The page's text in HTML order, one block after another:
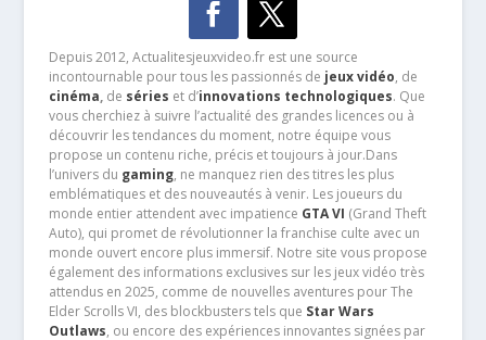
Depuis 2012, Actualitesjeuxvideo.fr est une source
incontournable pour tous les passionnés de jeux vidéo, de
cinéma,de séries et d’innovations technologiques. Que
vous cherchiez à suivre l’actualité des grandes licences ou à
découvrir les tendances du moment, notre équipe vous
propose un contenu riche, précis et toujours à jour.Dans
l’univers du gaming, ne manquez rien des titres les plus
emblématiques et des nouveautés à venir. Les joueurs du
monde entier attendent avec impatience GTA VI (Grand Theft
Auto), qui promet de révolutionner la franchise culte avec un
monde ouvert encore plus immersif. Notre site vous propose
également des informations exclusives sur les jeux vidéo très
attendus en 2025, comme de nouvelles aventures pour The
Elder Scrolls VI, des blockbusters tels que Star Wars
Outlaws, ou encore des expériences innovantes signées par